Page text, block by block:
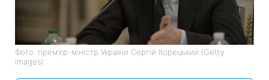
Фото: прем'єр-міністр України Сергій Корецький (Getty
Images)